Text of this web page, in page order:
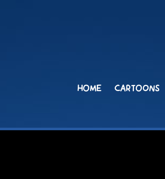
HOME CARTOONS